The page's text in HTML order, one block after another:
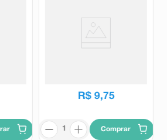
R$ 9,75
Comprar